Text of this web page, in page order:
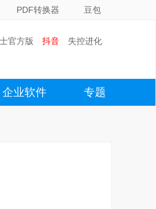
PDF转换器 豆包
官方版 抖音
失控进化
企业软件 专题